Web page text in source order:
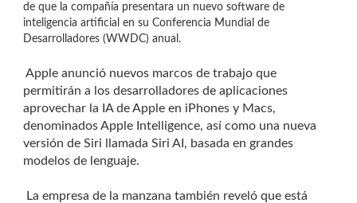
de que la compañía presentara un nuevo software de
inteligencia artificial en su Conferencia Mundial de
Desarrolladores (WWDC) anual.
Apple anunció nuevos marcos de trabajo que
permitirán a los desarrolladores de aplicaciones
aprovechar la IA de Apple en iPhones y Macs,
denominados Apple Intelligence, así como una nueva
versión de Siri llamada Siri AI, basada en grandes
modelos de lenguaje.
La empresa de la manzana también reveló que está